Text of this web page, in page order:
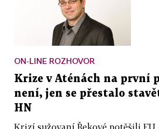
ON-LINE ROZHOVOR
Krize v Aténách na první
není, jen se přestalo
HN
Krizí sužovaní Řekové potěšili